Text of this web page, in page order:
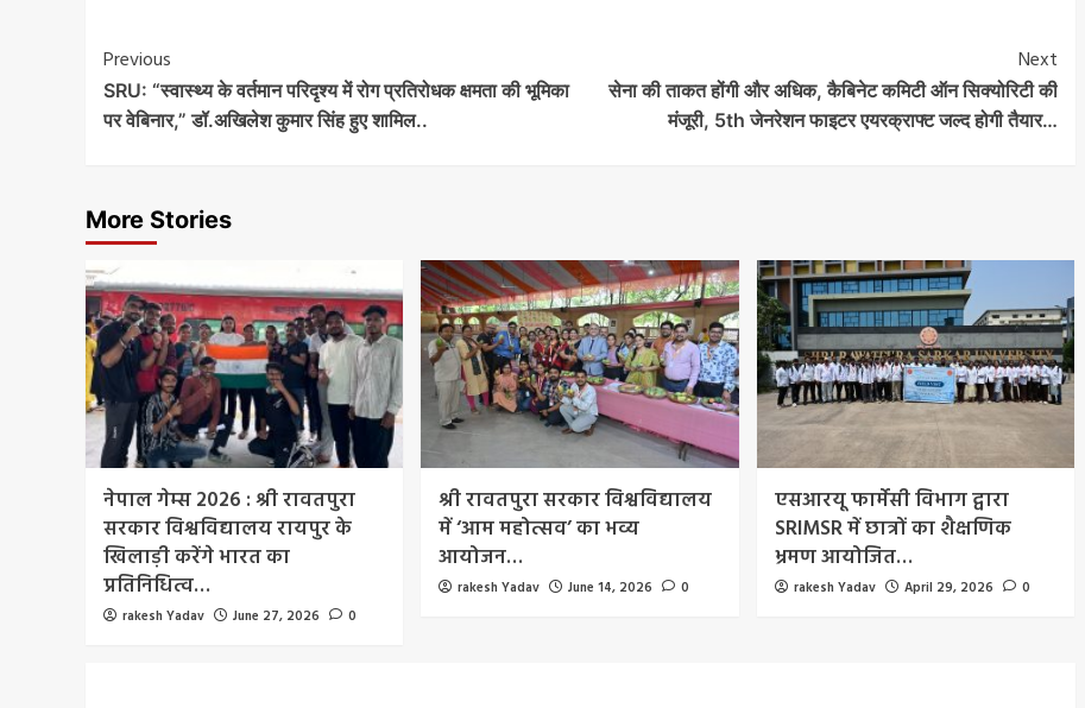
Post
Navigation
Previous
SRU: “स्वास्थ्य के वर्तमान परिदृश्य में रोग प्रतिरोधक क्षमता की भूमिका
पर वेबिनार,” डॉ.अखिलेश कुमार सिंह हुए शामिल..
Next
सेना की ताकत होंगी और अधिक, कैबिनेट कमिटी ऑन सिक्योरिटी की
मंजूरी, 5th जेनरेशन फाइटर एयरक्राफ्ट जल्द होगी तैयार…
More Stories
नेपाल गेम्स 2026 : श्री रावतपुरा
सरकार विश्वविद्यालय रायपुर के
खिलाड़ी करेंगे भारत का
प्रतिनिधित्व…
rakesh Yadav June 27, 2026 0
श्री रावतपुरा सरकार विश्वविद्यालय
में ‘आम महोत्सव’ का भव्य
आयोजन…
rakesh Yadav June 14, 2026 0
एसआरयू फार्मेसी विभाग द्वारा
SRIMSR में छात्रों का शैक्षणिक
भ्रमण आयोजित…
rakesh Yadav April 29, 2026 0